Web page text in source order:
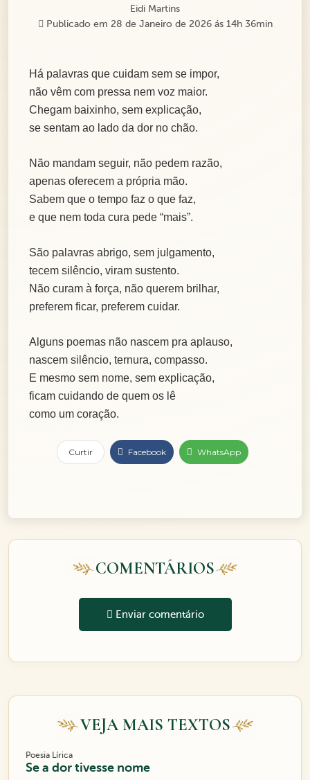
Eidi Martins
Publicado em 28 de Janeiro de 2026 ás 14h 36min
Há palavras que cuidam sem se impor,
não vêm com pressa nem voz maior.
Chegam baixinho, sem explicação,
se sentam ao lado da dor no chão.
Não mandam seguir, não pedem razão,
apenas oferecem a própria mão.
Sabem que o tempo faz o que faz,
e que nem toda cura pede “mais”.
São palavras abrigo, sem julgamento,
tecem silêncio, viram sustento.
Não curam à força, não querem brilhar,
preferem ficar, preferem cuidar.
Alguns poemas não nascem pra aplauso,
nascem silêncio, ternura, compasso.
E mesmo sem nome, sem explicação,
ficam cuidando de quem os lê
como um coração.
Curtir Facebook WhatsApp
COMENTÁRIOS
Enviar comentário
VEJA MAIS TEXTOS
Poesia Lírica
Se a dor tivesse nome